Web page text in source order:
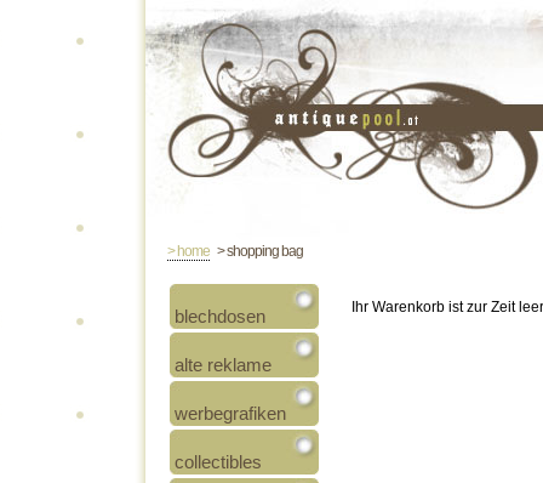
> home > shopping bag
blechdosen
alte reklame
werbegrafiken
collectibles
Ihr Warenkorb ist zur Zeit